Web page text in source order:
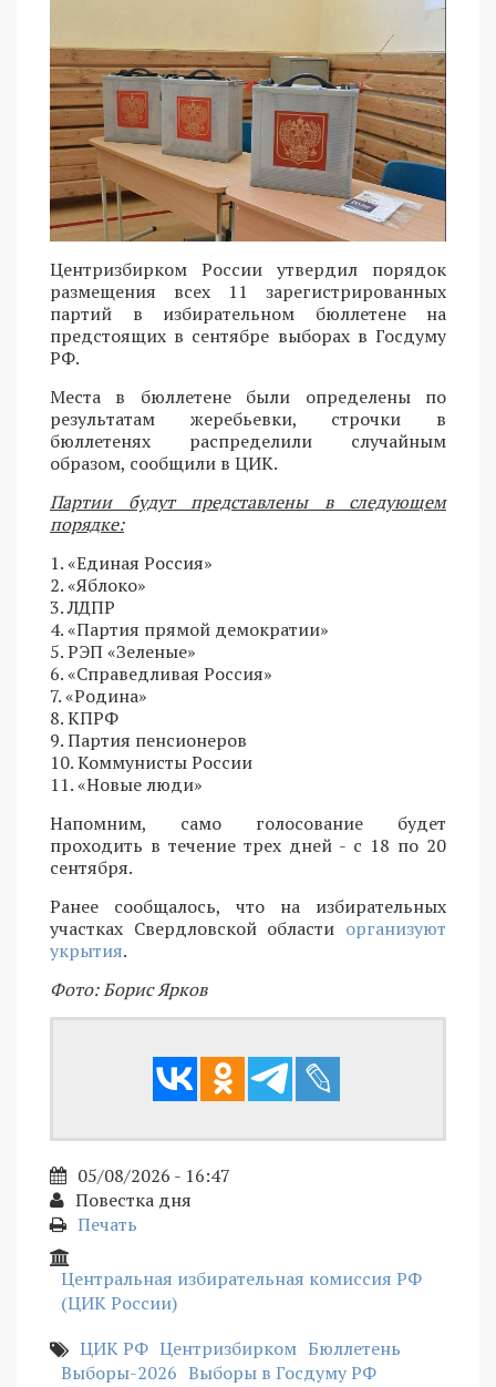
Центризбирком России утвердил порядок
размещения всех 11 зарегистрированных
партий в избирательном бюллетене на
предстоящих в сентябре выборах в Госдуму
РФ.
Места в бюллетене были определены по
результатам жеребьевки, строчки в
бюллетенях распределили случайным
образом, сообщили в ЦИК.
Партии будут представлены в следующем
порядке:
1. «Единая Россия»
2. «Яблоко»
3. ЛДПР
4. «Партия прямой демократии»
5. РЭП «Зеленые»
6. «Справедливая Россия»
7. «Родина»
8. КПРФ
9. Партия пенсионеров
10. Коммунисты России
11. «Новые люди»
Напомним, само голосование будет
проходить в течение трех дней - с 18 по 20
сентября.
Ранее сообщалось, что на избирательных
участках Свердловской области организуют
укрытия.
Фото: Борис Ярков
05/08/2026 - 16:47
Повестка дня
Печать
Центральная избирательная комиссия РФ
(ЦИК России)
ЦИК РФ Центризбирком Бюллетень
Выборы-2026 Выборы в Госдуму РФ